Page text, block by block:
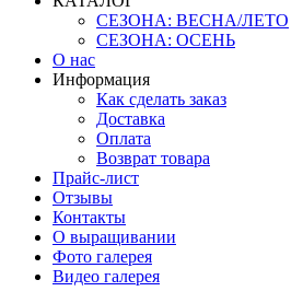
СЕЗОНА: ВЕСНА/ЛЕТО
СЕЗОНА: ОСЕНЬ
О нас
Информация
Как сделать заказ
Доставка
Оплата
Возврат товара
Прайс-лист
Отзывы
Контакты
О выращивании
Фото галерея
Видео галерея